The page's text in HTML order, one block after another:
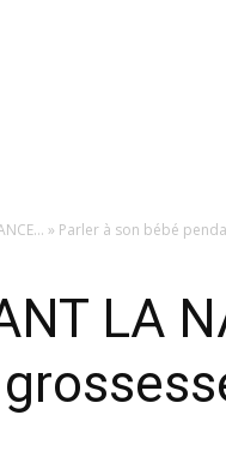
» Parler à son bébé
LA